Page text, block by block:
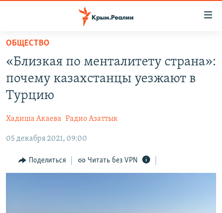
Вернуться
основному
содержанию
Вернутся
главной
Вернутся
поиску
11 ЛЕТ ОККУПАЦИИ КРЫМА. 11 ИСТОРИЙ СОПРОТИВЛЕНИЯ
ВОДА
ЕЩЕ
ИНТЕРАКТИВ
ИНФОГРАФИКА
РАДІО СВОБОДА
КАК ОБОЙТИ БЛОКИРОВКУ
ОБЩЕСТВО
«Близкая по менталитету страна»:
почему казахстанцы уезжают в
Турцию
Хадиша Акаева Радио Азаттык
05 декабря 2021, 09:00
Поделиться Читать без VPN